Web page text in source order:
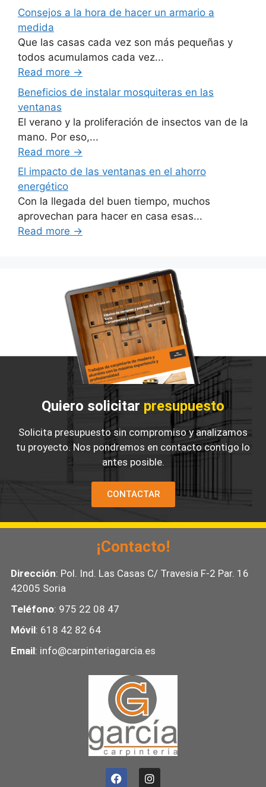
Consejos a la hora de hacer un armario a
medida
Que las casas cada vez son más pequeñas y
todos acumulamos cada vez...
Read more →
Beneficios de instalar mosquiteras en las
ventanas
El verano y la proliferación de insectos van de la
mano. Por eso,...
Read more →
El impacto de las ventanas en el ahorro
energético
Con la llegada del buen tiempo, muchos
aprovechan para hacer en casa esas...
Read more →
Quiero solicitar presupuesto
Solicita presupuesto sin compromiso y analizamos
tu proyecto. Nos pondremos en contacto contigo lo
antes posible.
CONTACTAR
¡Contacto!
Dirección: Pol. Ind. Las Casas C/ Travesia F-2 Par. 16
42005 Soria
Teléfono: 975 22 08 47
Móvil: 618 42 82 64
Email: info@carpinteriagarcia.es